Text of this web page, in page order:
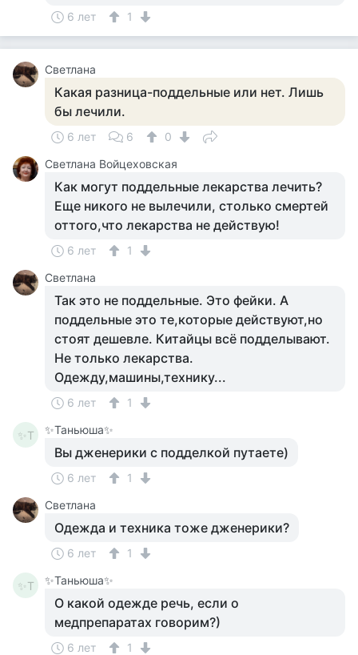
6 лет 1
Светлана
Какая разница-поддельные или нет. Лишь
бы лечили.
6 лет 6
0
Светлана Войцеховская
Как могут поддельные лекарства лечить?
Еще никого не вылечили, столько смертей
оттого,что лекарства не действую!
6 лет
1
Светлана
Так это не поддельные. Это фейки. А
поддельные это те,которые действуют,но
стоят дешевле. Китайцы всё подделывают.
Не только лекарства.
Одежду,машины,технику...
6 лет 1
✨Т ✨Таньюша✨
Вы дженерики с подделкой путаете)
6 лет
1
Светлана
Одежда и техника тоже дженерики?
6 лет 1
✨Т ✨Таньюша✨
О какой одежде речь, если о
медпрепаратах говорим?)
6 лет
1